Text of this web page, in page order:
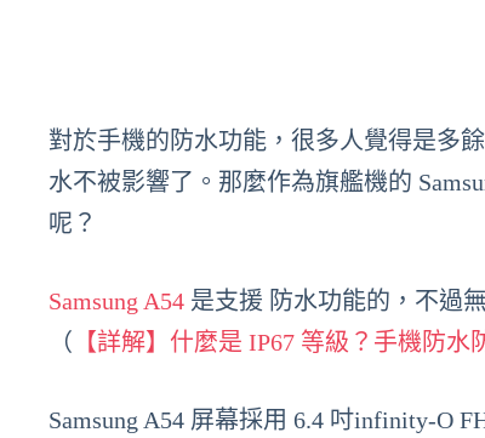
對於手機的防水功能，很多人覺得是多
水不被影響了。那麼作為旗艦機的
呢？
Samsung A54 是支援 防水功能的，不過
（ 【詳解】什麼是 IP67 等級？手機防水
Samsung A54 屏幕採用 6.4 吋infinity-O